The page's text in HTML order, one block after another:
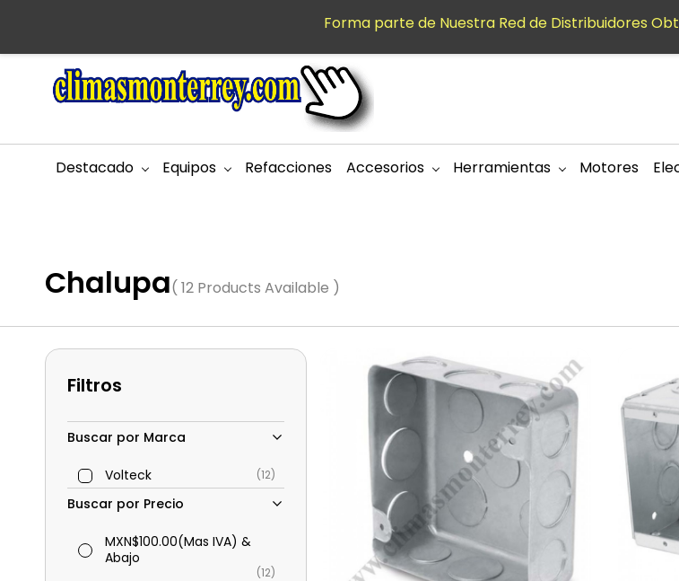
principal
Destacado Equipos Refacciones Accesorios Herramientas Motores
Chalupa( 12 Products Available )
Filtros
Buscar por Marca
Volteck (12)
Buscar por Precio
MXN$100.00(Mas IVA) &
Abajo
(12)
Forma parte de Nuestra Red de Distribuidores